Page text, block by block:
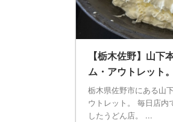
【栃木佐野】山下
ム・アウトレット
栃木県佐野市にある山
ウトレット。 毎日店内
したうどん店。 ...